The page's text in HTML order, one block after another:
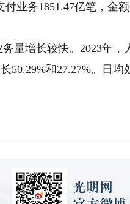
业务1851.47亿笔，金
增长较快。2023年，
50.29%和27.27%。日均